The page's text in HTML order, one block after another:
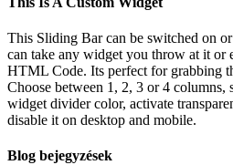
This Sliding Bar can be switched on
can take any widget you throw at it
HTML Code. Its perfect for grabbing
Choose between 1, 2, 3 or 4 columns,
widget divider color, activate
disable it on desktop and mobile.
Blog bejegyzések